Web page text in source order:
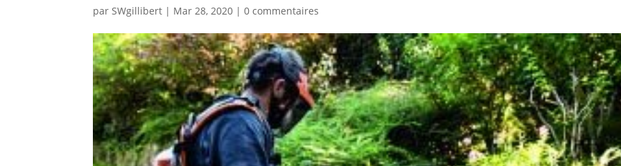
parSWgillibert | Mar 28, 2020 |0 commentaires